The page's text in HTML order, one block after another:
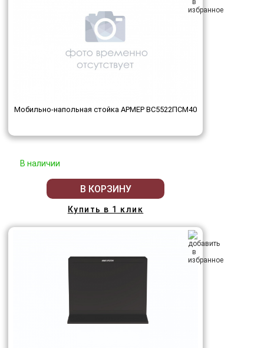
Мобильно-напольная стойка АРМЕР ВС5522ПСМ40
В наличии
В КОРЗИНУ
Купить в 1 клик